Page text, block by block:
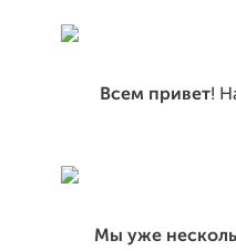
Всем привет!
Мы уже